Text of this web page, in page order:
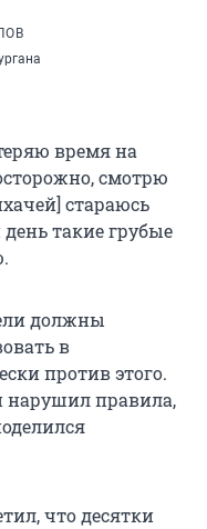
время на
смотрю
стараюсь
такие грубые
должны
в
против этого.
нарушил правила,
что десятки